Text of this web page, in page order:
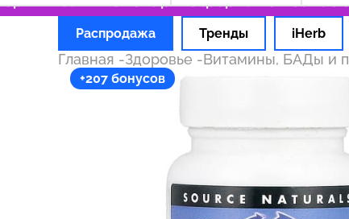
Распродажа Тренды iHerb
Главная -Здоровье -Витамины, БАДы и
+207 бонусов